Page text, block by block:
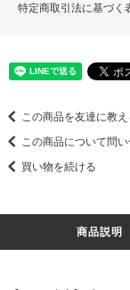
特定商取引法に基づく
この商品を友達に教え
この商品について問
買い物を続ける
商品説明